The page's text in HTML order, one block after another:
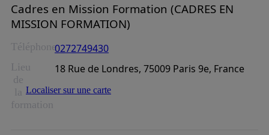
Cadres en Mission Formation (CADRES EN
MISSION FORMATION)
Téléphone0272749430
Lieu
de
la
formation
18 Rue de Londres, 75009 Paris 9e, France
Localiser sur une carte